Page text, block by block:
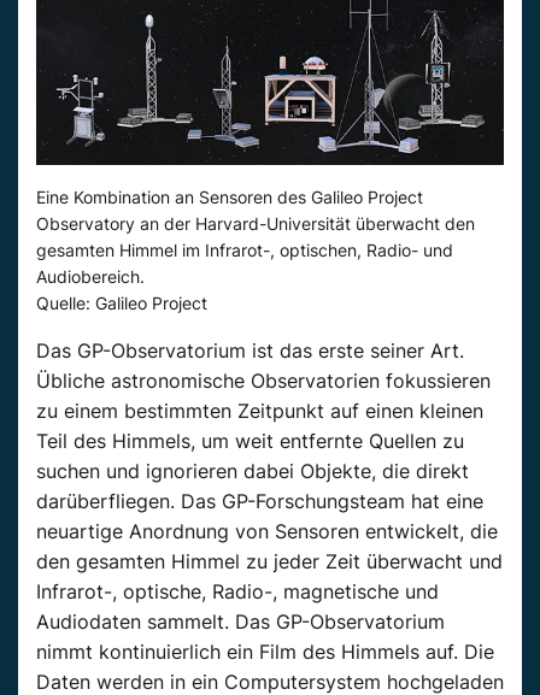
Eine Kombination an Sensoren des Galileo Project
Observatory an der Harvard-Universität überwacht den
gesamten Himmel im Infrarot-, optischen, Radio- und
Audiobereich.
Quelle: Galileo Project
Das GP-Observatorium ist das erste seiner Art.
Übliche astronomische Observatorien fokussieren
zu einem bestimmten Zeitpunkt auf einen kleinen
Teil des Himmels, um weit entfernte Quellen zu
suchen und ignorieren dabei Objekte, die direkt
darüberfliegen. Das GP-Forschungsteam hat eine
neuartige Anordnung von Sensoren entwickelt, die
den gesamten Himmel zu jeder Zeit überwacht und
Infrarot-, optische, Radio-, magnetische und
Audiodaten sammelt. Das GP-Observatorium
nimmt kontinuierlich ein Film des Himmels auf. Die
Daten werden in ein Computersystem hochgeladen